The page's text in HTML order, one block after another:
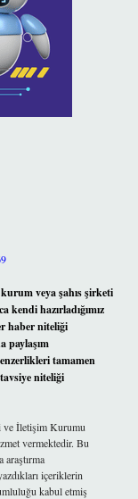
veya şahıs şirketi
kendi hazırladığımız
haber niteliği
paylaşım
tamamen
niteliği
ve İletişim Kurumu
vermektedir. Bu
içeriklerin
kabul etmiş